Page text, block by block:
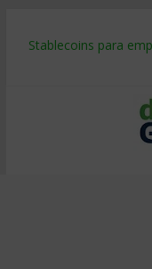
Stablecoins para
Despido silencioso:
IA en selección de
Trabajo forzoso en
Mercado hispano